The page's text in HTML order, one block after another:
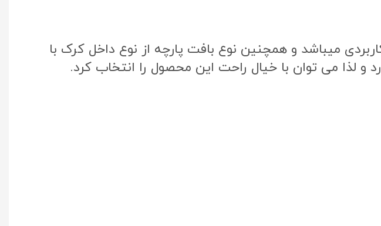
میباشد و همچنین نوع بافت پارچه از نوع داخل کرک با
و لذا می توان با خیال راحت این محصول را انتخاب کرد.